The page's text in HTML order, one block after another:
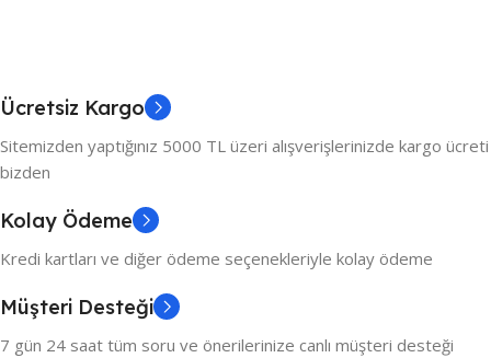
Ücretsiz Kargo
Sitemizden yaptığınız 5000 TL üzeri alışverişlerinizde kargo ücreti
bizden
Kolay Ödeme
Kredi kartları ve diğer ödeme seçenekleriyle kolay ödeme
Müşteri Desteği
7 gün 24 saat tüm soru ve önerilerinize canlı müşteri desteği